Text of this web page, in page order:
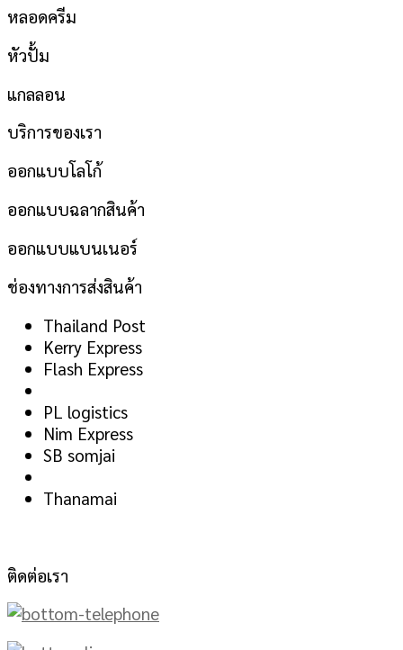
หลอดครีม
หัวปั้ม
แกลลอน
บริการของเรา
ออกแบบโลโก้
ออกแบบฉลากสินค้า
ออกแบบแบนเนอร์
ช่องทางการส่งสินค้า
Thailand Post
Kerry Express
Flash Express
PL logistics
Nim Express
SB somjai
Thanamai
ติดต่อเรา